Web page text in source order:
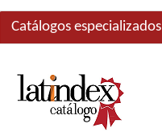
Catálogos especializados